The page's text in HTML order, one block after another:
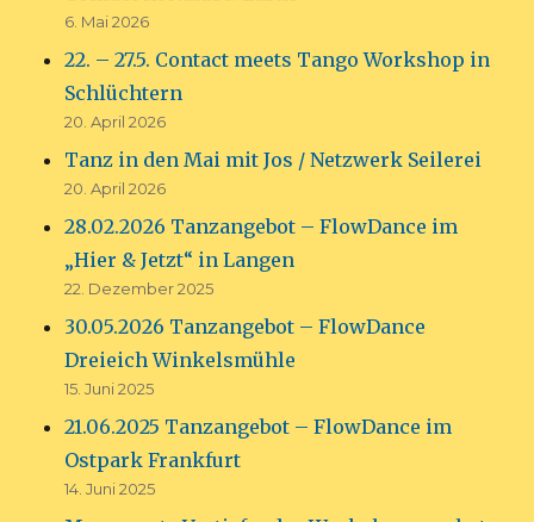
6. Mai 2026
22. – 27.5. Contact meets Tango Workshop in
Schlüchtern
20. April 2026
Tanz in den Mai mit Jos / Netzwerk Seilerei
20. April 2026
28.02.2026 Tanzangebot – FlowDance im
„Hier & Jetzt“ in Langen
22. Dezember 2025
30.05.2026 Tanzangebot – FlowDance
Dreieich Winkelsmühle
15. Juni 2025
21.06.2025 Tanzangebot – FlowDance im
Ostpark Frankfurt
14. Juni 2025